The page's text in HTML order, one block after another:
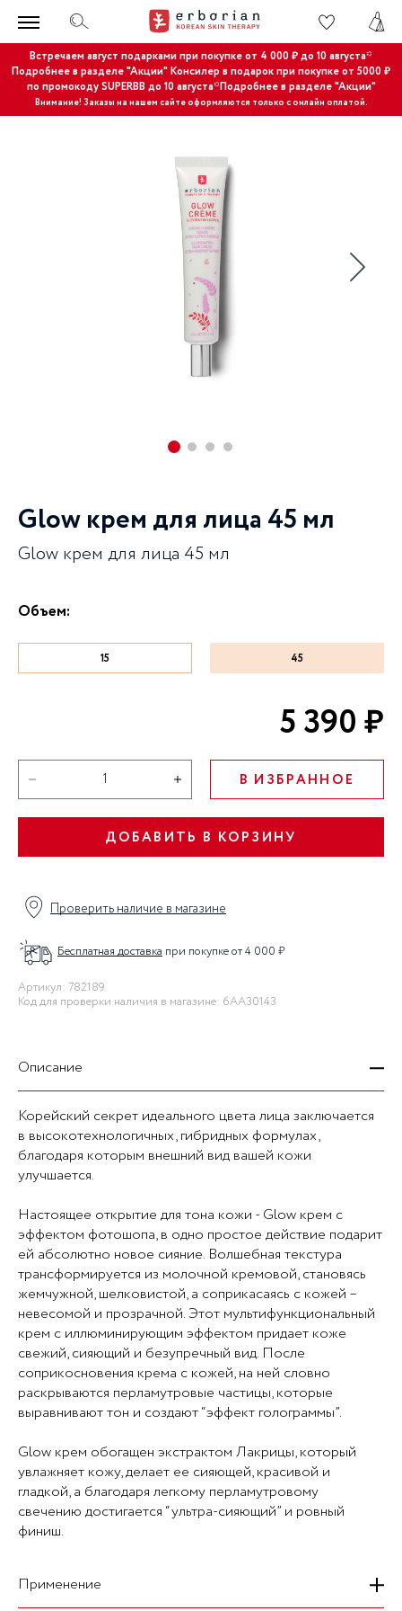
Встречаем август подарками при покупке от 4 000 ₽ до 10 августа*
Подробнее в разделе "Акции"Консилер в подарок при покупке от 5000 ₽
по промокоду SUPERBB до 10 августа*Подробнее в разделе "Акции"
Внимание! Заказы на нашем сайте оформляются только с онлайн оплатой.
Glow крем для лица 45 мл
Glow крем для лица 45 мл
Объем:
15 45
5 390 ₽
В ИЗБРАННОЕ
ДОБАВИТЬ В КОРЗИНУ
Проверить наличие в магазине
Бесплатная доставка при покупке от 4 000 ₽
Артикул: 782189
Код для проверки наличия в магазине: 6AA30143
Описание
Корейский секрет идеального цвета лица заключается
в высокотехнологичных, гибридных формулах,
благодаря которым внешний вид вашей кожи
улучшается.
Настоящее открытие для тона кожи - Glow крем с
эффектом фотошопа, в одно простое действие подарит
ей абсолютно новое сияние. Волшебная текстура
трансформируется из молочной кремовой, становясь
жемчужной, шелковистой, а соприкасаясь с кожей –
невесомой и прозрачной. Этот мультифункциональный
крем с иллюминирующим эффектом придает коже
свежий, сияющий и безупречный вид. После
соприкосновения крема с кожей, на ней словно
раскрываются перламутровые частицы, которые
выравнивают тон и создают “эффект голограммы”.
Glow крем обогащен экстрактом Лакрицы, который
увлажняет кожу, делает ее сияющей, красивой и
гладкой, а благодаря легкому перламутровому
свечению достигается “ультра-сияющий” и ровный
финиш.
Применение